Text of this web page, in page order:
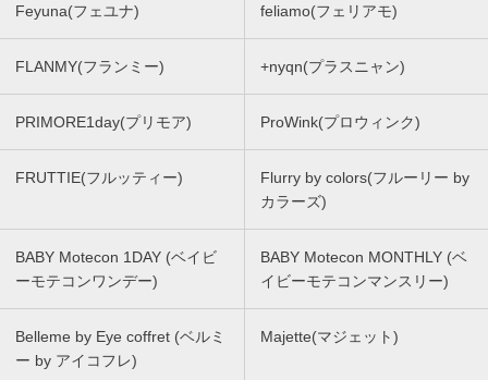
Feyuna(フェユナ) feliamo(フェリアモ)
FLANMY(フランミー) +nyqn(プラスニャン)
PRIMORE1day(プリモア) ProWink(プロウィンク)
FRUTTIE(フルッティー)
Flurry by colors(フルーリー by
カラーズ)
BABY Motecon 1DAY (ベイビ
ーモテコンワンデー)
BABY Motecon MONTHLY (ベ
イビーモテコンマンスリー)
Belleme by Eye coffret (ベルミ
ー by アイコフレ)
Majette(マジェット)